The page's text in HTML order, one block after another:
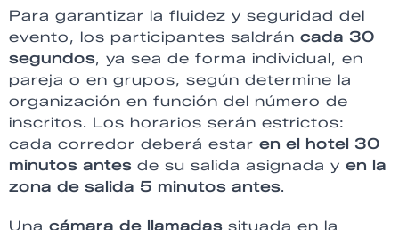
Para garantizar la fluidez y seguridad del
evento, los participantes saldrán cada 30
segundos, ya sea de forma individual, en
pareja o en grupos, según determine la
organización en función del número de
inscritos. Los horarios serán estrictos:
cada corredor deberá estar en el hotel 30
minutos antes de su salida asignada y en la
zona de salida 5 minutos antes.
Una cámara de llamadas situada en la